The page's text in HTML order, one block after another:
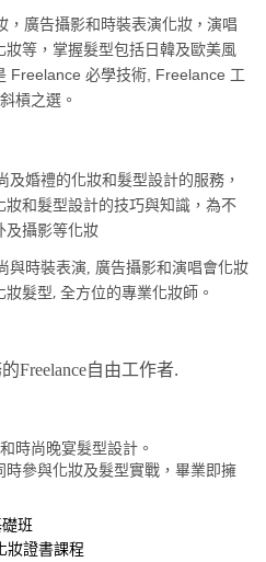
，廣告攝影和時裝表演化妝 ， 演唱
等，掌握髮型包括日韓及歐美風
Freelance 必學技術 , Freelance 工
槓之選。
及婚禮的化妝和髮型設計的服務，
和髮型設計的技巧與知識，為不
及攝影等化妝
與時裝表演, 廣告攝影和演唱會化妝
髮型, 全方位的專業化妝師。
Freelance自由工作者.
時尚晚宴髮型設計。
參與化妝及髮型實戰，畢業即擁
班
妝證書課程